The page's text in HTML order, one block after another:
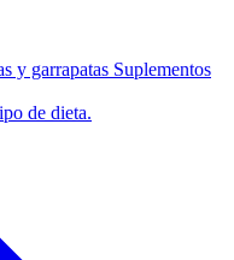
y garrapatas Suplementos
de dieta.